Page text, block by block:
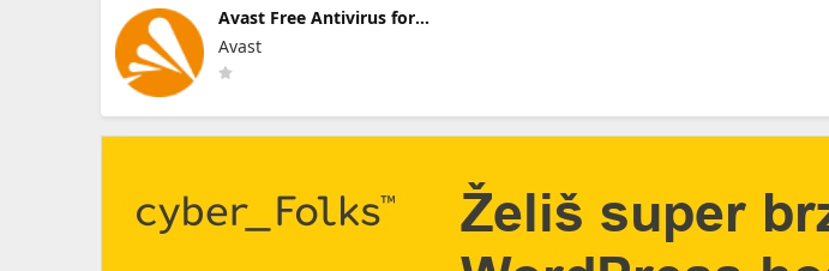
Avast Free Antivirus for
Windows
Avast